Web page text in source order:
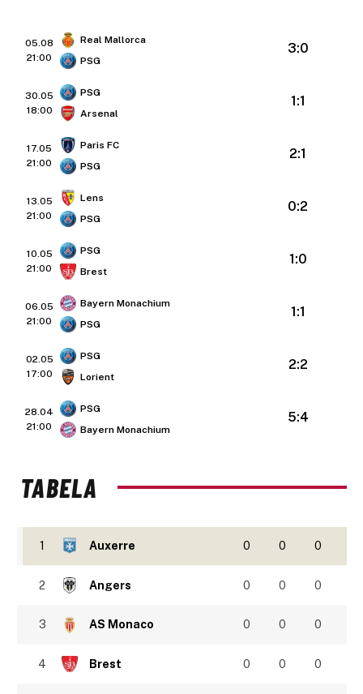
05.08
21:00
Real Mallorca
PSG
3:0
30.05
18:00
PSG
Arsenal
1:1
17.05
21:00
Paris FC
PSG
2:1
13.05
21:00
Lens
PSG
0:2
10.05
21:00
PSG
Brest
1:0
06.05
21:00
Bayern Monachium
PSG
1:1
02.05
17:00
PSG
Lorient
2:2
28.04
21:00
PSG
Bayern Monachium
5:4
TABELA
1 Auxerre 0 0 0
2 Angers 0 0 0
3 AS Monaco 0 0 0
4 Brest 0 0 0